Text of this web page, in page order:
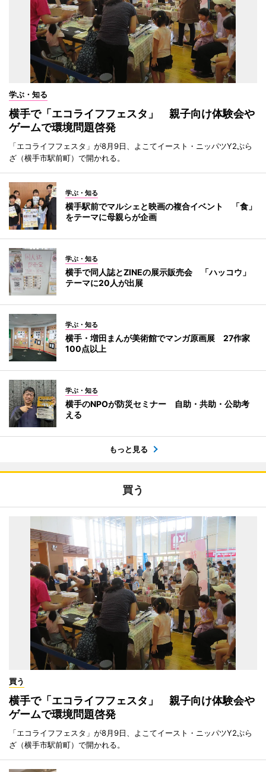
学ぶ・知る
横手で「エコライフフェスタ」 親子向け体験会や
ゲームで環境問題啓発
「エコライフフェスタ」が8月9日、よこてイースト・ニッパツY2ぷら
ざ（横手市駅前町）で開かれる。
学ぶ・知る
横手駅前でマルシェと映画の複合イベント 「食」
をテーマに母親らが企画
学ぶ・知る
横手で同人誌とZINEの展示販売会 「ハッコウ」
テーマに20人が出展
学ぶ・知る
横手・増田まんが美術館でマンガ原画展 27作家
100点以上
学ぶ・知る
横手のNPOが防災セミナー 自助・共助・公助考
える
もっと見る
買う
買う
横手で「エコライフフェスタ」 親子向け体験会や
ゲームで環境問題啓発
「エコライフフェスタ」が8月9日、よこてイースト・ニッパツY2ぷら
ざ（横手市駅前町）で開かれる。